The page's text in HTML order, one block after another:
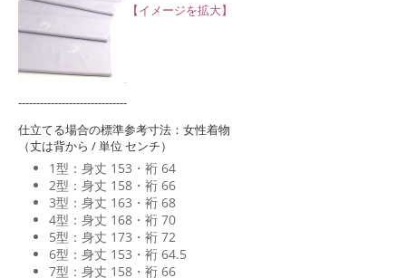
【イメージを拡大】
------------------------------
仕立てる場合の標準参考寸法：女性着物
（丈は背から / 単位 センチ）
1型：身丈 153・裄 64
2型：身丈 158・裄 66
3型：身丈 163・裄 68
4型：身丈 168・裄 70
5型：身丈 173・裄 72
6型：身丈 153・裄 64.5
7型：身丈 158・裄 66